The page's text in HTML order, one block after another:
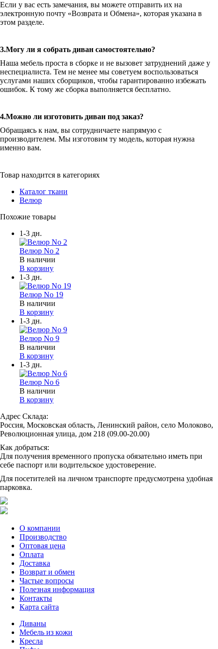
Если у вас есть замечания, вы можете отправить их на
электронную почту «Возврата и Обмена», которая указана в
этом разделе.
3.Могу ли я собрать диван самостоятельно?
Наша мебель проста в сборке и не вызовет затруднений даже у
неспециалиста. Тем не менее мы советуем воспользоваться
услугами наших сборщиков, чтобы гарантированно избежать
ошибок. К тому же сборка выполняется бесплатно.
4.Можно ли изготовить диван под заказ?
Обращаясь к нам, вы сотрудничаете напрямую с
производителем. Мы изготовим ту модель, которая нужна
именно вам.
Товар находится в категориях
Каталог ткани
Велюр
Похожие товары
1-3 дн.
Велюр No 2
В наличии
В корзину
1-3 дн.
Велюр No 19
В наличии
В корзину
1-3 дн.
Велюр No 9
В наличии
В корзину
1-3 дн.
Велюр No 6
В наличии
В корзину
Адрес Склада:
Россия, Московская область, Ленинский район, село Молоково,
Революционная улица, дом 218 (09.00-20.00)
Как добраться:
Для получения временного пропуска обязательно иметь при
себе паспорт или водительское удостоверение.
Для посетителей на личном транспорте предусмотрена удобная
парковка.
О компании
Производство
Оптовая цена
Оплата
Доставка
Возврат и обмен
Частые вопросы
Полезная информация
Контакты
Карта сайта
Диваны
Мебель из кожи
Кресла